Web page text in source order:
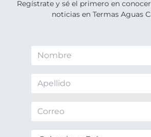
Regístrate y sé el primero en
noticias en Termas Aguas